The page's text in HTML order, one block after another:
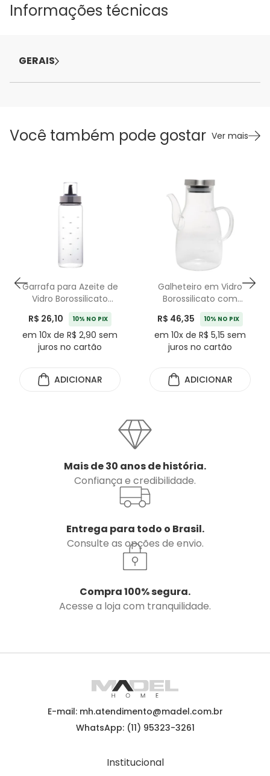
Informações técnicas
GERAIS
Você também pode gostar Ver mais
Garrafa para Azeite de
Vidro Borossilicato
300ml Wolff
R$ 26,10 10% NO PIX
em 10x de R$ 2,90 sem
juros no cartão
ADICIONAR
Galheteiro em Vidro
Borossilicato com
Tampa Bold Wolff -
500ml
R$ 46,35 10% NO PIX
em 10x de R$ 5,15 sem
juros no cartão
ADICIONAR
Mais de 30 anos de história.
Confiança e credibilidade.
Entrega para todo o Brasil.
Consulte as opções de envio.
Compra 100% segura.
Acesse a loja com tranquilidade.
E-mail: mh.atendimento@madel.com.br
WhatsApp: (11) 95323-3261
Institucional